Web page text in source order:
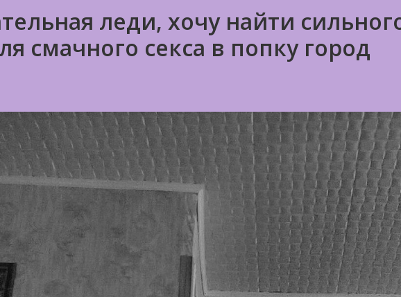
леди, хочу найти
смачного секса в попку город